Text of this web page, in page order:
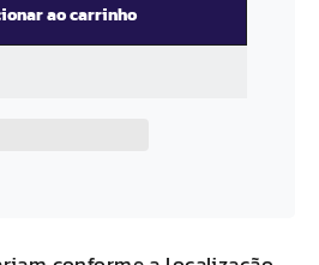
ao carrinho